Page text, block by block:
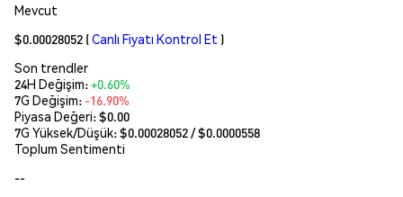
Mevcut
$0.00028052 (Canlı Fiyatı Kontrol Et )
Son trendler
24H Değişim:+0.60%
7G Değişim: -16.90%
Piyasa Değeri:$0.00
7G Yüksek/Düşük: $0.00028052/ $0.0000558
Toplum Sentimenti
--